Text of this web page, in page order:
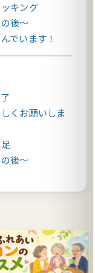
キング
後～
でいます！
くお願いしま
後～